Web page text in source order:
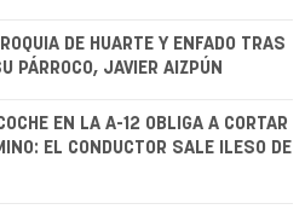
DE HUARTE Y ENFADO TRAS
PÁRROCO, JAVIER AIZPÚN
EN LA A-12 OBLIGA A CORTAR
EL CONDUCTOR SALE ILESO DE